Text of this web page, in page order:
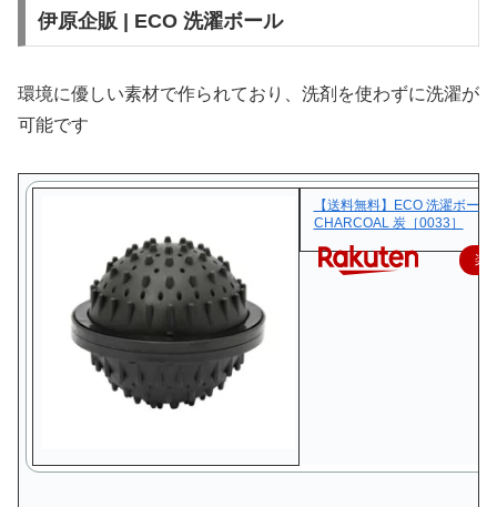
伊原企販 | ECO 洗濯ボール
環境に優しい素材で作られており、洗剤を使わずに洗濯が
可能です
【送料無料】ECO 洗濯ボール
CHARCOAL 炭［0033］
楽